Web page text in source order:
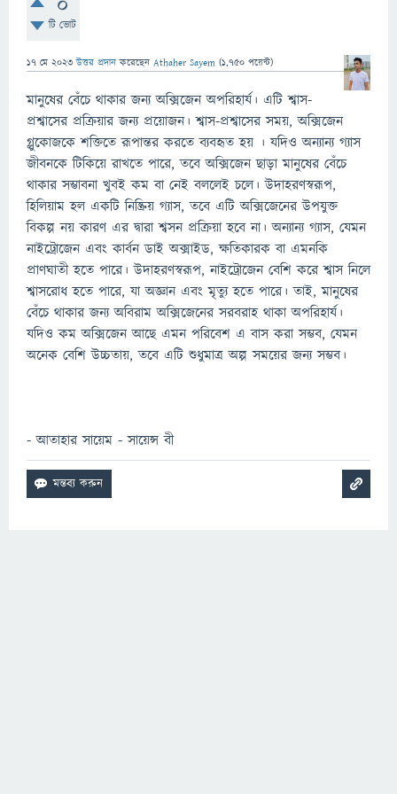
টি ভোট
17 মে 2023 উত্তর প্রদান করেছেন Athaher Sayem (1,750 পয়েন্ট)
মানুষের বেঁচে থাকার জন্য অক্সিজেন অপরিহার্য। এটি শ্বাস-
প্রশ্বাসের প্রক্রিয়ার জন্য প্রয়োজন। শ্বাস-প্রশ্বাসের সময়, অক্সিজেন
গ্লুকোজকে শক্তিতে রূপান্তর করতে ব্যবহৃত হয় । যদিও অন্যান্য গ্যাস
জীবনকে টিকিয়ে রাখতে পারে, তবে অক্সিজেন ছাড়া মানুষের বেঁচে
থাকার সম্ভাবনা খুবই কম বা নেই বললেই চলে। উদাহরণস্বরূপ,
হিলিয়াম হল একটি নিষ্ক্রিয় গ্যাস, তবে এটি অক্সিজেনের উপযুক্ত
বিকল্প নয় কারণ এর দ্বারা শ্বসন প্রক্রিয়া হবে না। অন্যান্য গ্যাস, যেমন
নাইট্রোজেন এবং কার্বন ডাই অক্সাইড, ক্ষতিকারক বা এমনকি
প্রাণঘাতী হতে পারে। উদাহরণস্বরূপ, নাইট্রোজেন বেশি করে শ্বাস নিলে
শ্বাসরোধ হতে পারে, যা অজ্ঞান এবং মৃত্যু হতে পারে। তাই, মানুষের
বেঁচে থাকার জন্য অবিরাম অক্সিজেনের সরবরাহ থাকা অপরিহার্য।
যদিও কম অক্সিজেন আছে এমন পরিবেশ এ বাস করা সম্ভব, যেমন
অনেক বেশি উচ্চতায়, তবে এটি শুধুমাত্র অল্প সময়ের জন্য সম্ভব।
- আতাহার সায়েম - সায়েন্স বী